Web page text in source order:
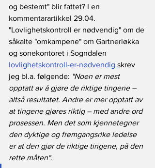
og bestemt" blir fattet? I en
kommentarartikkel 29.04.
"Lovlighetskontroll er nødvendig" om de
såkalte "omkampene" om Gartnerløkka
og sonekontoret i Sogndalen
lovlighetskontroll-er-nødvendig skrev
jeg bl.a. følgende: "Noen er mest
opptatt av å gjøre de riktige tingene –
altså resultatet. Andre er mer opptatt av
at tingene gjøres riktig – med andre ord
prosessen. Men det som kjennetegner
den dyktige og fremgangsrike ledelse
er at den gjør de riktige tingene, på den
rette måten".